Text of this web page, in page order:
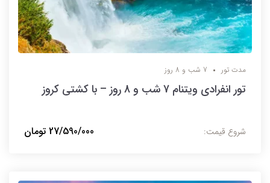
مدت تور 7 شب و 8 روز
تور انفرادی ویتنام 7 شب و 8 روز – با کشتی کروز
شروع قیمت: 27/590/000 تومان